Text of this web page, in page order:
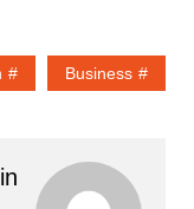
Business